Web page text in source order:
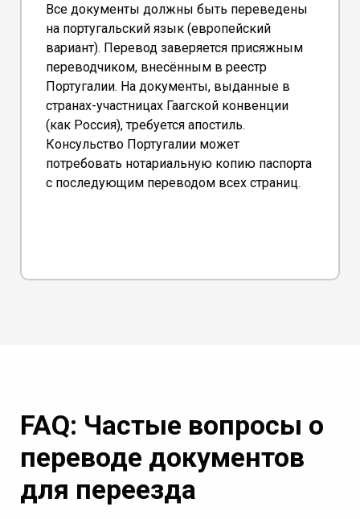
Все документы должны быть переведены
на португальский язык (европейский
вариант). Перевод заверяется присяжным
переводчиком, внесённым в реестр
Португалии. На документы, выданные в
странах-участницах Гаагской конвенции
(как Россия), требуется апостиль.
Консульство Португалии может
потребовать нотариальную копию паспорта
с последующим переводом всех страниц.
FAQ: Частые вопросы о
переводе документов
для переезда